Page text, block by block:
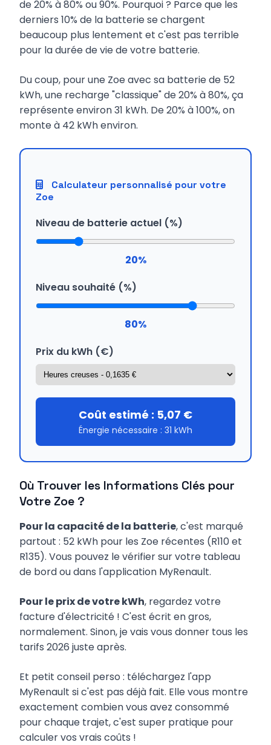
de 20% à 80% ou 90%. Pourquoi ? Parce que les
derniers 10% de la batterie se chargent
beaucoup plus lentement et c'est pas terrible
pour la durée de vie de votre batterie.
Du coup, pour une Zoe avec sa batterie de 52
kWh, une recharge "classique" de 20% à 80%, ça
représente environ 31 kWh. De 20% à 100%, on
monte à 42 kWh environ.
Calculateur personnalisé pour votre
Zoe
Niveau de batterie actuel (%)
20%
Niveau souhaité (%)
80%
Prix du kWh (€)
Coût estimé : 5,07 €
Énergie nécessaire : 31 kWh
Où Trouver les Informations Clés pour
Votre Zoe ?
Pour la capacité de la batterie, c'est marqué
partout : 52 kWh pour les Zoe récentes (R110 et
R135). Vous pouvez le vérifier sur votre tableau
de bord ou dans l'application MyRenault.
Pour le prix de votre kWh, regardez votre
facture d'électricité ! C'est écrit en gros,
normalement. Sinon, je vais vous donner tous les
tarifs 2026 juste après.
Et petit conseil perso : téléchargez l'app
MyRenault si c'est pas déjà fait. Elle vous montre
exactement combien vous avez consommé
pour chaque trajet, c'est super pratique pour
calculer vos vrais coûts !